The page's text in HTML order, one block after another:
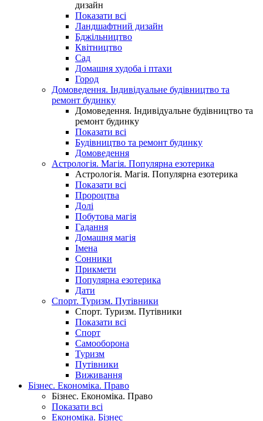
дизайн
Показати всі
Ландшафтний дизайн
Бджільництво
Квітництво
Сад
Домашня худоба і птахи
Город
Домоведення. Індивідуальне будівництво та
ремонт будинку
Домоведення. Індивідуальне будівництво та
ремонт будинку
Показати всі
Будівництво та ремонт будинку
Домоведення
Астрологія. Магія. Популярна езотерика
Астрологія. Магія. Популярна езотерика
Показати всі
Пророцтва
Долі
Побутова магія
Гадання
Домашня магія
Імена
Сонники
Прикмети
Популярна езотерика
Дати
Спорт. Туризм. Путівники
Спорт. Туризм. Путівники
Показати всі
Спорт
Самооборона
Туризм
Путівники
Виживання
Бізнес. Економіка. Право
Бізнес. Економіка. Право
Показати всі
Економіка. Бізнес